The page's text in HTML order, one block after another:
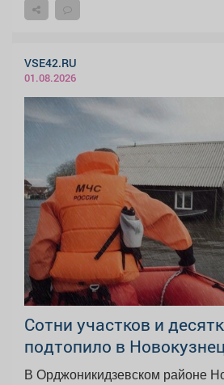
VSE42.RU
01.08.2026
Сотни участков и
подтопило в
В Орджоникидзевском районе